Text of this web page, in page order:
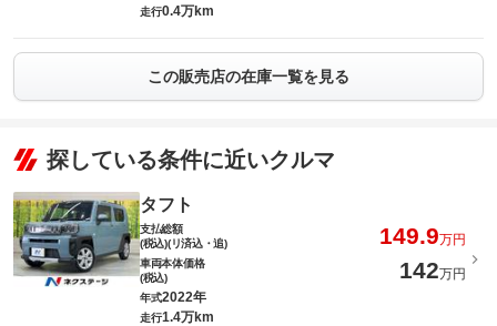
走行0.4万km
この販売店の在庫一覧を見る
探している条件に近いクルマ
タフト
支払総額
(税込)(リ済込・追)
149.9万円
車両本体価格
(税込)
142万円
年式2022年
走行1.4万km